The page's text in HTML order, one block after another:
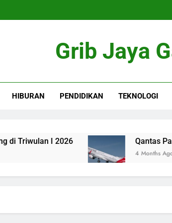
Grib Jaya
HIBURAN PENDIDIKAN TEKNOLOGI
I 2026 Qantas
4 Months Ago